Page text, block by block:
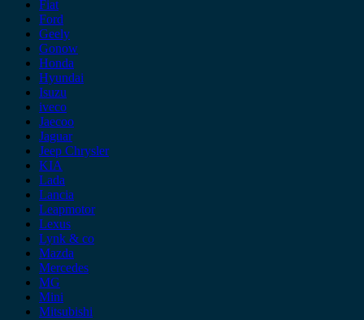
Fiat
Ford
Geely
Gonow
Honda
Hyundai
Isuzu
iveco
Jaecoo
Jaguar
Jeep Chrysler
KIA
Lada
Lancia
Leapmotor
Lexus
Lynk & co
Mazda
Mercedes
MG
Mini
Mitsubishi